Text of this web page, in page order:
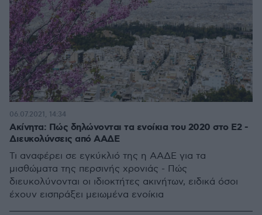
Ακίνητα: Πώς δηλώνονται τα ενοίκια του 2020 στο E2 -
Διευκολύνσεις από ΑΑΔΕ
Τι αναφέρει σε εγκύκλιό της η ΑΑΔΕ για τα
μισθώματα της περσινής χρονιάς - Πώς
διευκολύνονται οι ιδιοκτήτες ακινήτων, ειδικά όσοι
έχουν εισπράξει μειωμένα ενοίκια
06.07.2021, 14:34